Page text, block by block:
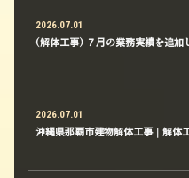
2026.07.01
(解体工事) ７月の業務実績を追加
2026.07.01
沖縄県那覇市建物解体工事｜解